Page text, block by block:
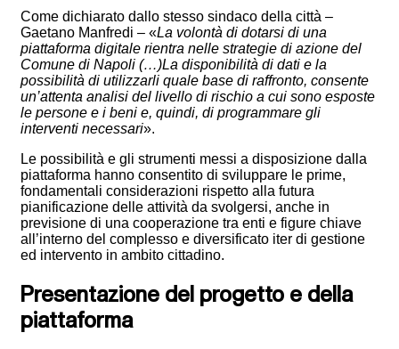
Come dichiarato dallo stesso sindaco della città –
Gaetano Manfredi – «La volontà di dotarsi di una
piattaforma digitale rientra nelle strategie di azione del
Comune di Napoli (…)La disponibilità di dati e la
possibilità di utilizzarli quale base di raffronto, consente
un’attenta analisi del livello di rischio a cui sono esposte
le persone e i beni e, quindi, di programmare gli
interventi necessari».
Le possibilità e gli strumenti messi a disposizione dalla
piattaforma hanno consentito di sviluppare le prime,
fondamentali considerazioni rispetto alla futura
pianificazione delle attività da svolgersi, anche in
previsione di una cooperazione tra enti e figure chiave
all’interno del complesso e diversificato iter di gestione
ed intervento in ambito cittadino.
Presentazione del progetto e della
piattaforma